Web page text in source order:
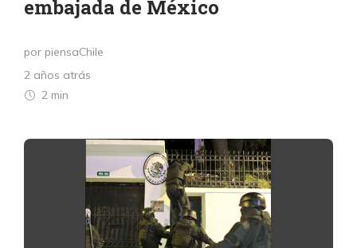
embajada de México
por piensaChile
2 años atrás
2 min